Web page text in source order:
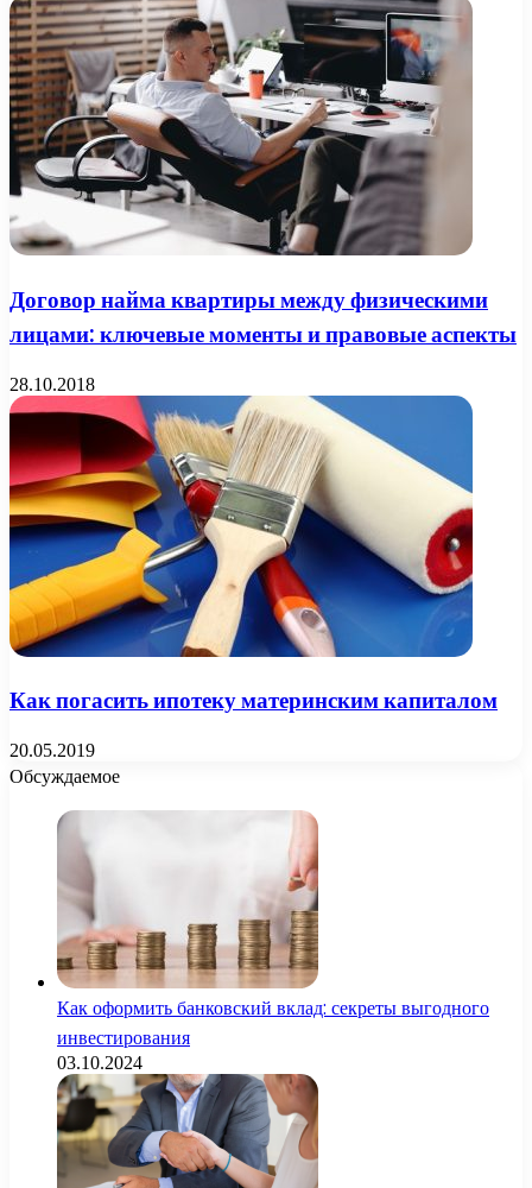
Договор найма квартиры между физическими
лицами: ключевые моменты и правовые аспекты
28.10.2018
Как погасить ипотеку материнским капиталом
20.05.2019
Обсуждаемое
Как оформить банковский вклад: секреты выгодного
инвестирования
03.10.2024